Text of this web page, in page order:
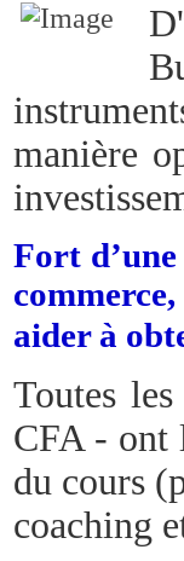
manière
Fort
aider à
Toutes
CFA - ont
du cours
coaching